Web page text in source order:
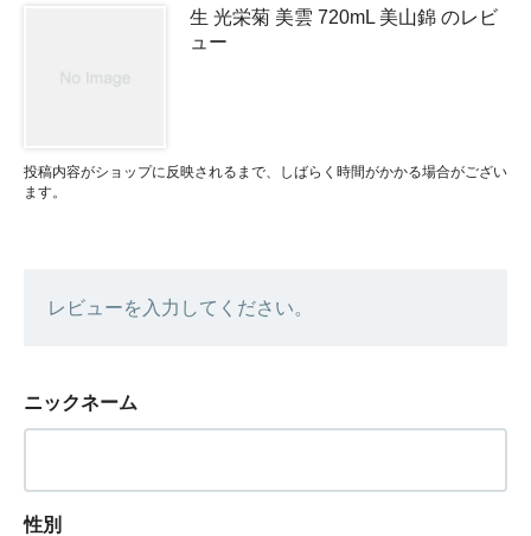
生 光栄菊 美雲 720mL 美山錦 のレビ
ュー
投稿内容がショップに反映されるまで、しばらく時間がかかる場合がござい
ます。
レビューを入力してください。
ニックネーム
性別